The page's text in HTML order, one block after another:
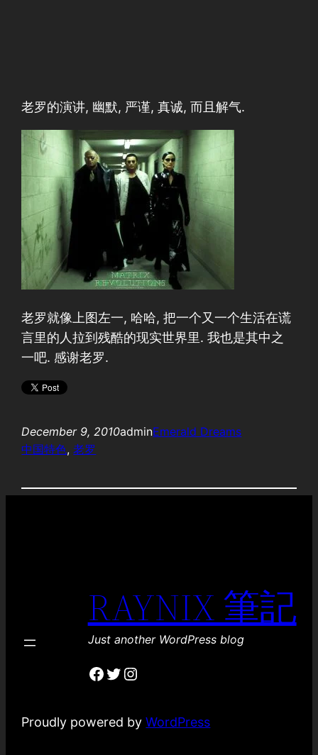
老罗的演讲, 幽默, 严谨, 真诚, 而且解气.
老罗就像上图左一, 哈哈, 把一个又一个生活在谎
言里的人拉到残酷的现实世界里. 我也是其中之
一吧. 感谢老罗.
December 9, 2010adminEmerald Dreams
中国特色, 老罗
RAYNIX 筆記
Just another WordPress blog
Facebook
Twitter
Instagram
Proudly powered byWordPress